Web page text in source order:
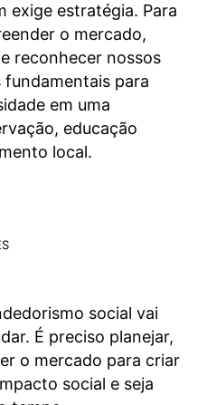
exige estratégia. Para
o mercado,
reconhecer nossos
fundamentais para
em uma
educação
local.
social vai
É preciso planejar,
o mercado para criar
social e seja